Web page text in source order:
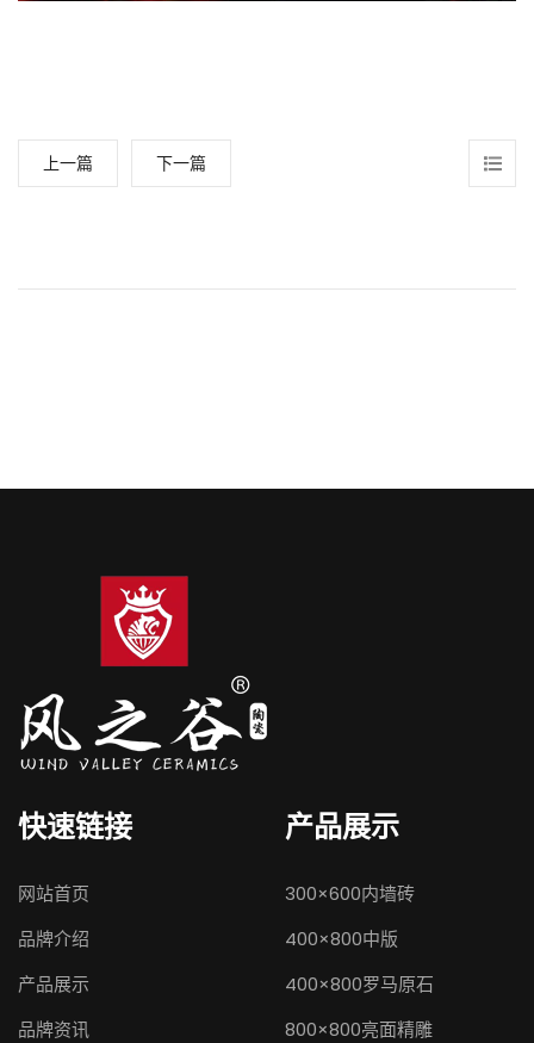
上一篇 下一篇
快速链接
网站首页
品牌介绍
产品展示
品牌资讯
产品展示
300×600内墙砖
400×800中版
400×800罗马原石
800×800亮面精雕